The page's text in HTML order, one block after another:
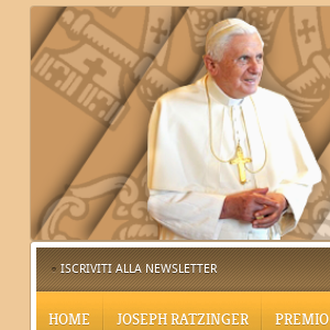
ISCRIVITI ALLA NEWSLETTER
HOME JOSEPH RATZINGER PREMIO